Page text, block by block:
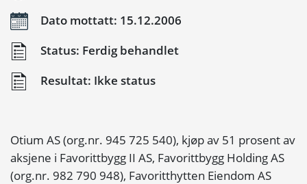
Dato mottatt: 15.12.2006
Status: Ferdig behandlet
Resultat: Ikke status
Otium AS (org.nr. 945 725 540), kjøp av 51 prosent av
aksjene i Favorittbygg II AS, Favorittbygg Holding AS
(org.nr. 982 790 948), Favoritthytten Eiendom AS